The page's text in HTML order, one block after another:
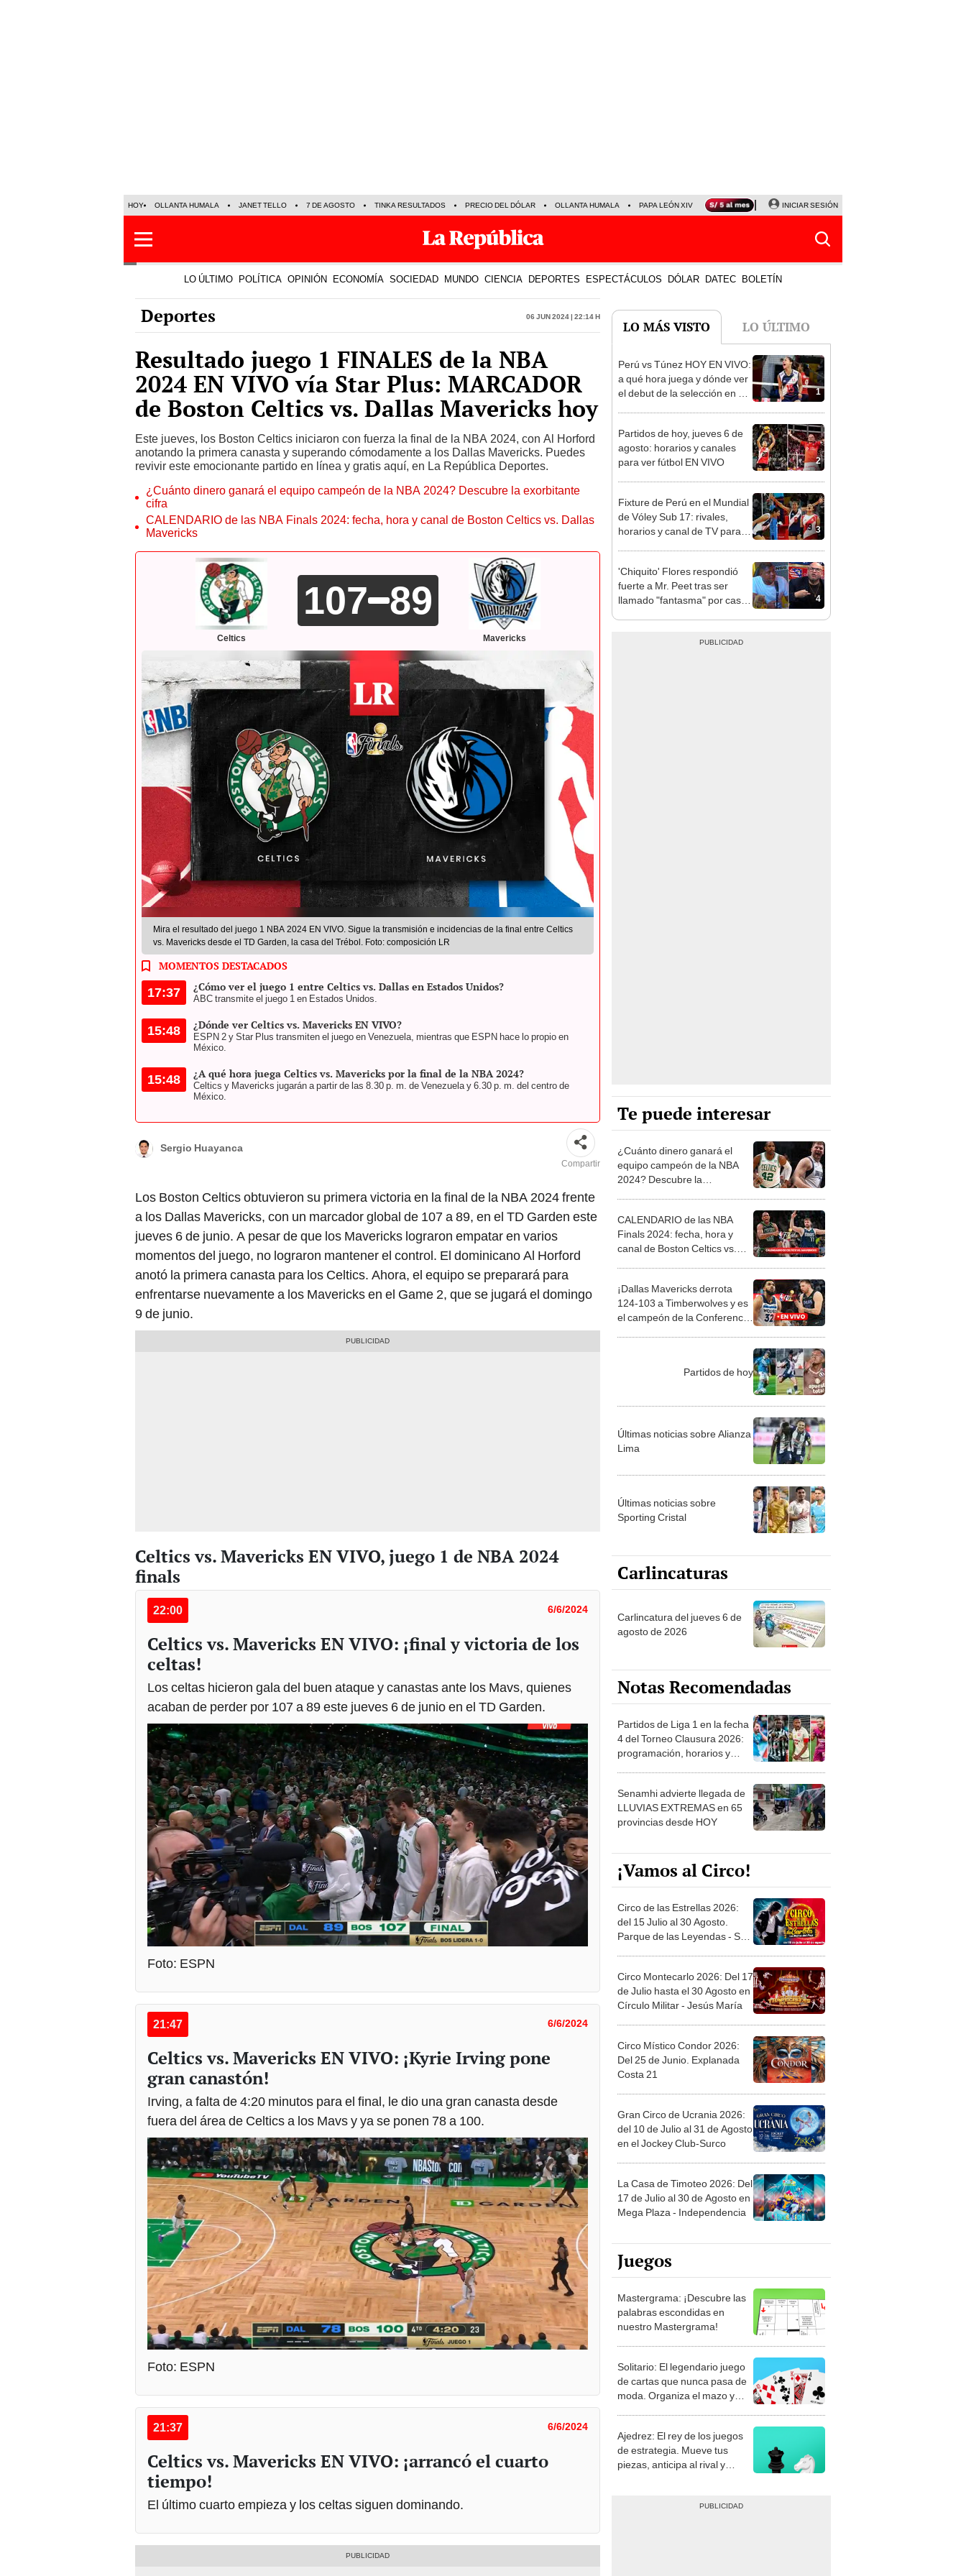
LO ÚLTIMO POLÍTICA OPINIÓN ECONOMÍA SOCIEDAD MUNDO CIENCIA DEPORTES ESPECTÁCULOS DÓLAR DATEC BOLETÍN
Deportes 06 Jun 2024 | 22:14 h
Resultado juego 1 FINALES de la NBA
2024 EN VIVO vía Star Plus: MARCADOR
de Boston Celtics vs. Dallas Mavericks hoy
Este jueves, los Boston Celtics iniciaron con fuerza la final de la NBA 2024, con Al Horford
anotando la primera canasta y superando cómodamente a los Dallas Mavericks. Puedes
revivir este emocionante partido en línea y gratis aquí, en La República Deportes.
¿Cuánto dinero ganará el equipo campeón de la NBA 2024? Descubre la exorbitante
cifra
CALENDARIO de las NBA Finals 2024: fecha, hora y canal de Boston Celtics vs. Dallas
Mavericks
Celtics
107 89
Mavericks
vs. Mavericks desde el TD Garden, la casa del Trébol. Foto: composición LR
17:37 ¿Cómo ver el juego 1 entre Celtics vs. Dallas en Estados Unidos?
ABC transmite el juego 1 en Estados Unidos.
15:48
ESPN 2 y Star Plus transmiten el juego en Venezuela, mientras que ESPN hace lo propio en
México.
15:48
Celtics y Mavericks jugarán a partir de las 8.30 p. m. de Venezuela y 6.30 p. m. del centro de
México.
Compartir
a los Dallas Mavericks, con un marcador global de 107 a 89, en el TD Garden este
jueves 6 de junio. A pesar de que los Mavericks lograron empatar en varios
momentos del juego, no lograron mantener el control. El dominicano Al Horford
anotó la primera canasta para los Celtics. Ahora, el equipo se preparará para
enfrentarse nuevamente a los Mavericks en el Game 2, que se jugará el domingo
9 de junio.
finals
22:00
Celtics vs. Mavericks EN VIVO: ¡final y victoria de los
celtas!
Los celtas hicieron gala del buen ataque y canastas ante los Mavs, quienes
acaban de perder por 107 a 89 este jueves 6 de junio en el TD Garden.
Foto: ESPN
21:47
Celtics vs. Mavericks EN VIVO: ¡Kyrie Irving pone
gran canastón!
Irving, a falta de 4:20 minutos para el final, le dio una gran canasta desde
fuera del área de Celtics a los Mavs y ya se ponen 78 a 100.
Foto: ESPN
21:37
Celtics vs. Mavericks EN VIVO: ¡arrancó el cuarto
tiempo!
El último cuarto empieza y los celtas siguen dominando.
LO MÁS VISTO
1
a qué hora juega y dónde ver
el debut de la selección en el
Mundial Sub 17 de Vóley
2
agosto: horarios y canales
para ver fútbol EN VIVO
3
de Vóley Sub 17: rivales,
horarios y canal de TV para
ver a la selección en el torneo
4
fuerte a Mr. Peet tras ser
llamado "fantasma" por caso
Sergio Peña: "Habla con la
Te puede interesar
equipo campeón de la NBA
2024? Descubre la
exorbitante cifra
Finals 2024: fecha, hora y
canal de Boston Celtics vs.
Dallas Mavericks
124-103 a Timberwolves y es
el campeón de la Conferencia
Oeste!
Lima
Sporting Cristal
Carlincaturas
agosto de 2026
Notas Recomendadas
4 del Torneo Clausura 2026:
programación, horarios y
dónde ver
LLUVIAS EXTREMAS en 65
provincias desde HOY
¡Vamos al Circo!
del 15 Julio al 30 Agosto.
Parque de las Leyendas - San
Miguel
de Julio hasta el 30 Agosto en
Círculo Militar - Jesús María
Del 25 de Junio. Explanada
Costa 21
del 10 de Julio al 31 de Agosto
en el Jockey Club-Surco
17 de Julio al 30 de Agosto en
Mega Plaza - Independencia
Juegos
palabras escondidas en
nuestro Mastergrama!
de cartas que nunca pasa de
moda. Organiza el mazo y
demuestra tu habilidad.
de estrategia. Mueve tus
piezas, anticipa al rival y
consigue el jaque mate.